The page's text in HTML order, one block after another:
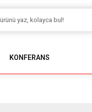
KONFERANS